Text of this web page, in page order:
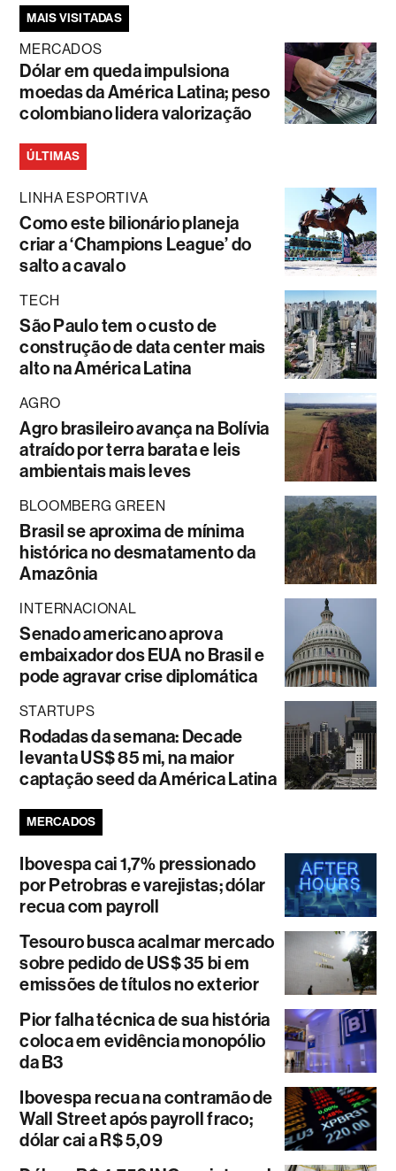
MAIS VISITADAS
MERCADOS
Dólar em queda impulsiona
moedas da América Latina; peso
colombiano lidera valorização
ÚLTIMAS
LINHA ESPORTIVA
Como este bilionário planeja
criar a ‘Champions League’ do
salto a cavalo
TECH
São Paulo tem o custo de
construção de data center mais
alto na América Latina
AGRO
Agro brasileiro avança na Bolívia
atraído por terra barata e leis
ambientais mais leves
BLOOMBERG GREEN
Brasil se aproxima de mínima
histórica no desmatamento da
Amazônia
INTERNACIONAL
Senado americano aprova
embaixador dos EUA no Brasil e
pode agravar crise diplomática
STARTUPS
Rodadas da semana: Decade
levanta US$ 85 mi, na maior
captação seed da América Latina
MERCADOS
Ibovespa cai 1,7% pressionado
por Petrobras e varejistas; dólar
recua com payroll
Tesouro busca acalmar mercado
sobre pedido de US$ 35 bi em
emissões de títulos no exterior
Pior falha técnica de sua história
coloca em evidência monopólio
da B3
Ibovespa recua na contramão de
Wall Street após payroll fraco;
dólar cai a R$ 5,09